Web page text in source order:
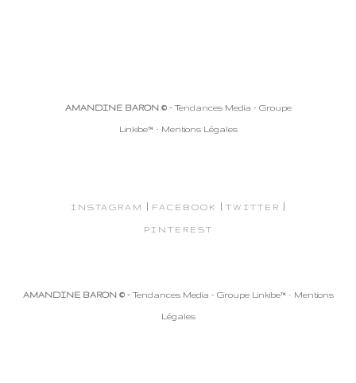
AMANDINE BARON © -Tendances Media - Groupe
Linkibe™ - Mentions Légales
INSTAGRAM | FACEBOOK | TWITTER |
PINTEREST
AMANDINE BARON © -Tendances Media - Groupe Linkibe™ - Mentions
Légales